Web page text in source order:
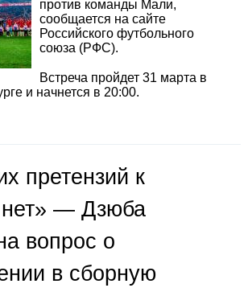
против команды Мали,
сообщается на сайте
Российского футбольного
союза (РФС).
Встреча пройдет 31 марта в
и начнется в 20:00.
претензий к
нет» — Дзюба
вопрос о
в сборную